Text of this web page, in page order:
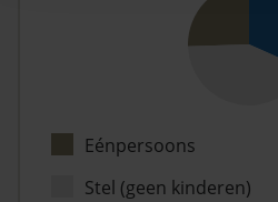
Eénpersoons
Stel (geen kinderen)